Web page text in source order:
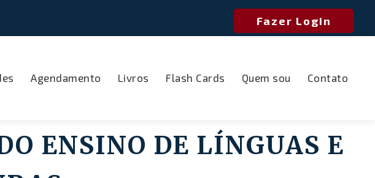
Fazer Login
Agendamento Livros Flash Cards Quem sou Contato
ENSINO DE LÍNGUAS E